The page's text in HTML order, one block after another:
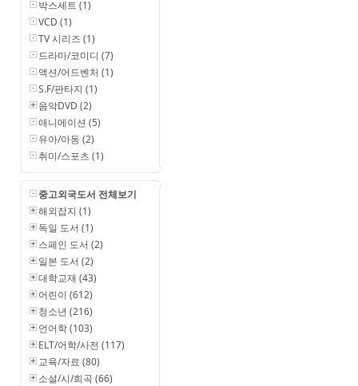
박스세트 (1)
VCD (1)
TV 시리즈 (1)
드라마/코미디 (7)
액션/어드벤처 (1)
S.F/판타지 (1)
음악DVD (2)
애니메이션 (5)
유아/아동 (2)
취미/스포츠 (1)
중고외국도서 전체보기
해외잡지 (1)
독일 도서 (1)
스페인 도서 (2)
일본 도서 (2)
대학교재 (43)
어린이 (612)
청소년 (216)
언어학 (103)
ELT/어학/사전 (117)
교육/자료 (80)
소설/시/희곡 (66)